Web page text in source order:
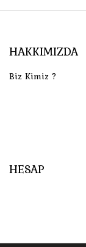
HAKKIMIZDA
Biz Kimiz ?
HESAP